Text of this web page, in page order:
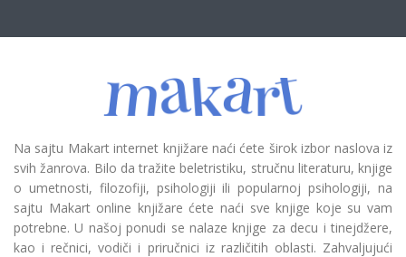
Na sajtu Makart internet knjižare naći ćete širok izbor naslova iz
svih žanrova. Bilo da tražite beletristiku, stručnu literaturu, knjige
o umetnosti, filozofiji, psihologiji ili popularnoj psihologiji, na
sajtu Makart online knjižare ćete naći sve knjige koje su vam
potrebne. U našoj ponudi se nalaze knjige za decu i tinejdžere,
kao i rečnici, vodiči i priručnici iz različitih oblasti. Zahvaljujući